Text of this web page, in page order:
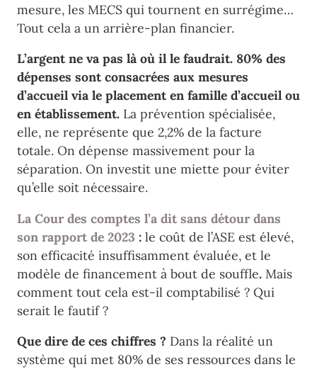
mesure, les MECS qui tournent en surrégime…
Tout cela a un arrière-plan financier.
L’argent ne va pas là où il le faudrait. 80% des
dépenses sont consacrées aux mesures
d’accueil via le placement en famille d’accueil ou
en établissement. La prévention spécialisée,
elle, ne représente que 2,2% de la facture
totale. On dépense massivement pour la
séparation. On investit une miette pour éviter
qu’elle soit nécessaire.
La Cour des comptes l’a dit sans détour dans
son rapport de 2023 : le coût de l’ASE est élevé,
son efficacité insuffisamment évaluée, et le
modèle de financement à bout de souffle. Mais
comment tout cela est-il comptabilisé ? Qui
serait le fautif ?
Que dire de ces chiffres ? Dans la réalité un
système qui met 80% de ses ressources dans le